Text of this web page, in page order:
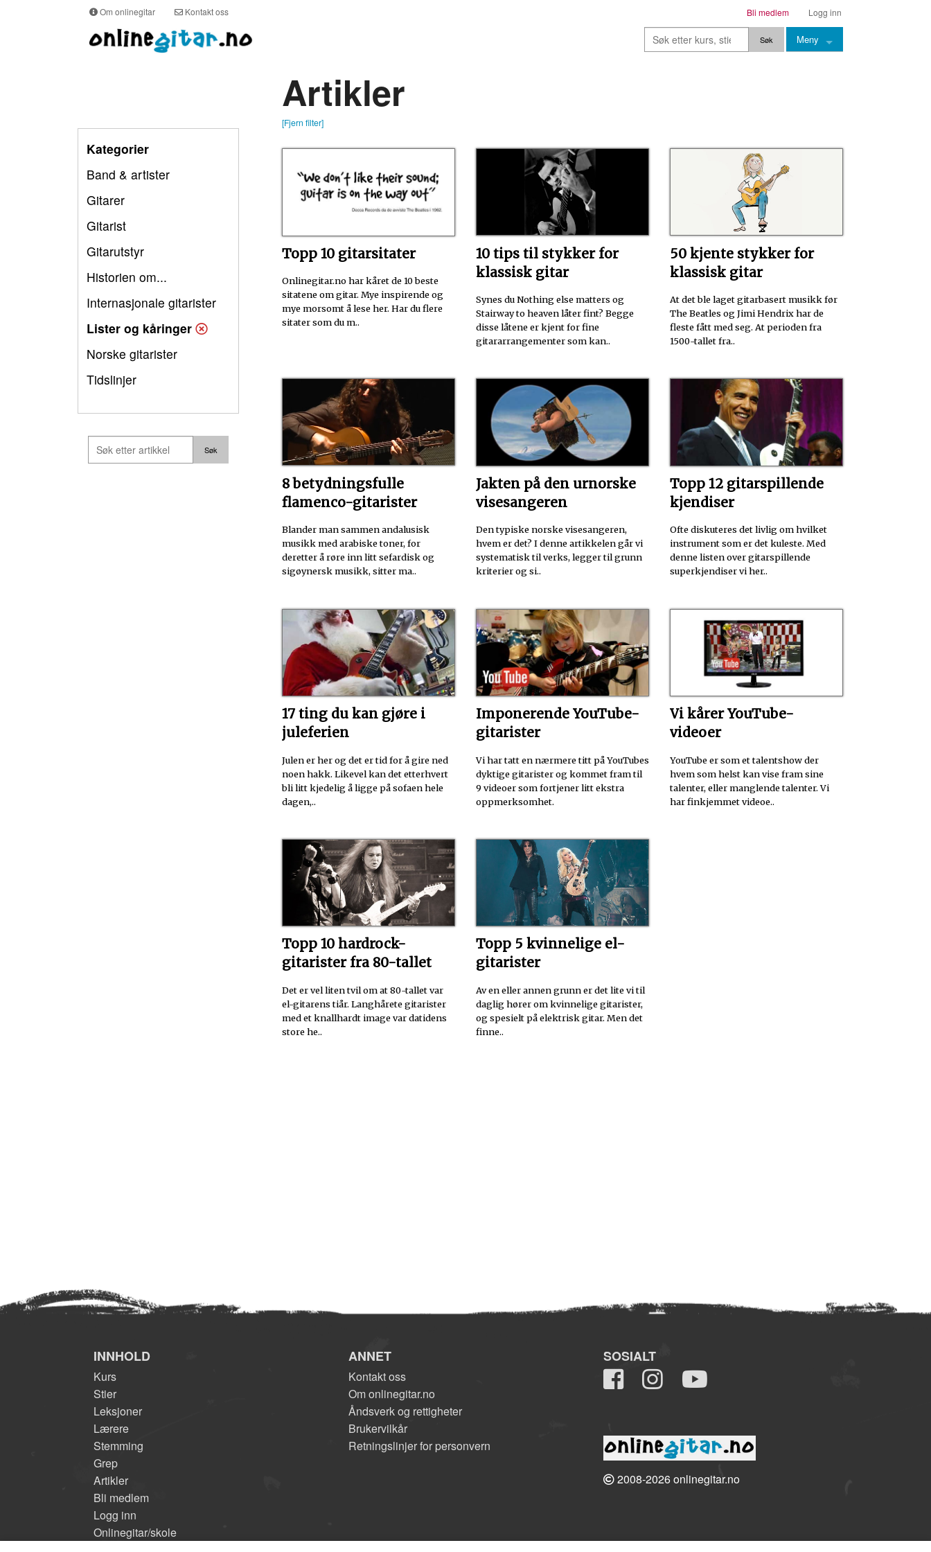
Om onlinegitar Kontakt oss Logg inn
Bli medlem
Meny
Backingtracks
Artikler
Kategorier
Band & artister
Gitarer
Gitarist
Gitarutstyr
Historien om...
Internasjonale gitarister
Lister og kåringer
Norske gitarister
Tidslinjer
[Fjern filter]
Topp 10 gitarsitater
Onlinegitar.no har kåret de 10 beste
sitatene om gitar. Mye inspirende og
mye morsomt å lese her. Har du flere
sitater som du m..
10 tips til stykker for
klassisk gitar
Synes du Nothing else matters og
Stairway to heaven låter fint? Begge
disse låtene er kjent for fine
gitararrangementer som kan..
50 kjente stykker for
klassisk gitar
At det ble laget gitarbasert musikk før
The Beatles og Jimi Hendrix har de
fleste fått med seg. At perioden fra
1500-tallet fra..
8 betydningsfulle
flamenco-gitarister
Blander man sammen andalusisk
musikk med arabiske toner, for
deretter å røre inn litt sefardisk og
sigøynersk musikk, sitter ma..
Jakten på den urnorske
visesangeren
Den typiske norske visesangeren,
hvem er det? I denne artikkelen går vi
systematisk til verks, legger til grunn
kriterier og si..
Topp 12 gitarspillende
kjendiser
Ofte diskuteres det livlig om hvilket
instrument som er det kuleste. Med
denne listen over gitarspillende
superkjendiser vi her..
17 ting du kan gjøre i
juleferien
Julen er her og det er tid for å gire ned
noen hakk. Likevel kan det etterhvert
bli litt kjedelig å ligge på sofaen hele
dagen,..
Imponerende YouTube-
gitarister
Vi har tatt en nærmere titt på YouTubes
dyktige gitarister og kommet fram til
9 videoer som fortjener litt ekstra
oppmerksomhet.
Vi kårer YouTube-
videoer
YouTube er som et talentshow der
hvem som helst kan vise fram sine
talenter, eller manglende talenter. Vi
har finkjemmet videoe..
Topp 10 hardrock-
gitarister fra 80-tallet
Det er vel liten tvil om at 80-tallet var
el-gitarens tiår. Langhårete gitarister
med et knallhardt image var datidens
store he..
Topp 5 kvinnelige el-
gitarister
Av en eller annen grunn er det lite vi til
daglig hører om kvinnelige gitarister,
og spesielt på elektrisk gitar. Men det
finne..
INNHOLD
Kurs
Stier
Leksjoner
Lærere
Stemming
Grep
Artikler
Bli medlem
Logg inn
Onlinegitar/skole
ANNET
Kontakt oss
Om onlinegitar.no
Åndsverk og rettigheter
Brukervilkår
Retningslinjer for personvern
SOSIALT
2008-2026 onlinegitar.no